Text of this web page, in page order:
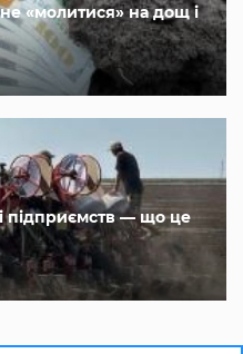
«молитися» на дощ і
підприємств — що це